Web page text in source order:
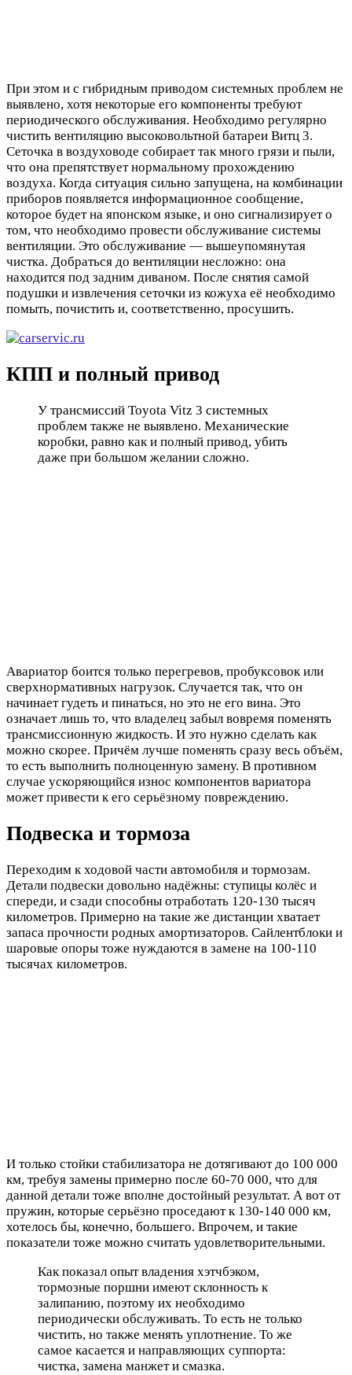
При этом и с гибридным приводом системных проблем не
выявлено, хотя некоторые его компоненты требуют
периодического обслуживания. Необходимо регулярно
чистить вентиляцию высоковольтной батареи Витц 3.
Сеточка в воздуховоде собирает так много грязи и пыли,
что она препятствует нормальному прохождению
воздуха. Когда ситуация сильно запущена, на комбинации
приборов появляется информационное сообщение,
которое будет на японском языке, и оно сигнализирует о
том, что необходимо провести обслуживание системы
вентиляции. Это обслуживание — вышеупомянутая
чистка. Добраться до вентиляции несложно: она
находится под задним диваном. После снятия самой
подушки и извлечения сеточки из кожуха её необходимо
помыть, почистить и, соответственно, просушить.
КПП и полный привод
У трансмиссий Toyota Vitz 3 системных
проблем также не выявлено. Механические
коробки, равно как и полный привод, убить
даже при большом желании сложно.
Авариатор боится только перегревов, пробуксовок или
сверхнормативных нагрузок. Случается так, что он
начинает гудеть и пинаться, но это не его вина. Это
означает лишь то, что владелец забыл вовремя поменять
трансмиссионную жидкость. И это нужно сделать как
можно скорее. Причём лучше поменять сразу весь объём,
то есть выполнить полноценную замену. В противном
случае ускоряющийся износ компонентов вариатора
может привести к его серьёзному повреждению.
Подвеска и тормоза
Переходим к ходовой части автомобиля и тормозам.
Детали подвески довольно надёжны: ступицы колёс и
спереди, и сзади способны отработать 120-130 тысяч
километров. Примерно на такие же дистанции хватает
запаса прочности родных амортизаторов. Сайлентблоки и
шаровые опоры тоже нуждаются в замене на 100-110
тысячах километров.
И только стойки стабилизатора не дотягивают до 100 000
км, требуя замены примерно после 60-70 000, что для
данной детали тоже вполне достойный результат. А вот от
пружин, которые серьёзно проседают к 130-140 000 км,
хотелось бы, конечно, большего. Впрочем, и такие
показатели тоже можно считать удовлетворительными.
Как показал опыт владения хэтчбэком,
тормозные поршни имеют склонность к
залипанию, поэтому их необходимо
периодически обслуживать. То есть не только
чистить, но также менять уплотнение. То же
самое касается и направляющих суппорта:
чистка, замена манжет и смазка.